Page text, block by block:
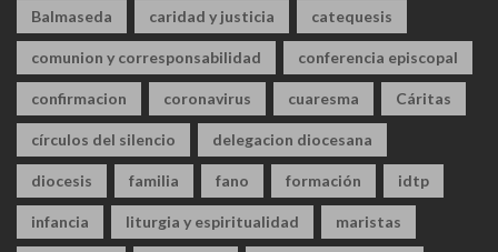
Balmaseda caridad y justicia catequesis
comunion y corresponsabilidad conferencia episcopal
confirmacion coronavirus cuaresma Cáritas
círculos del silencio delegacion diocesana
diocesis familia fano formación idtp
infancia liturgia y espiritualidad maristas